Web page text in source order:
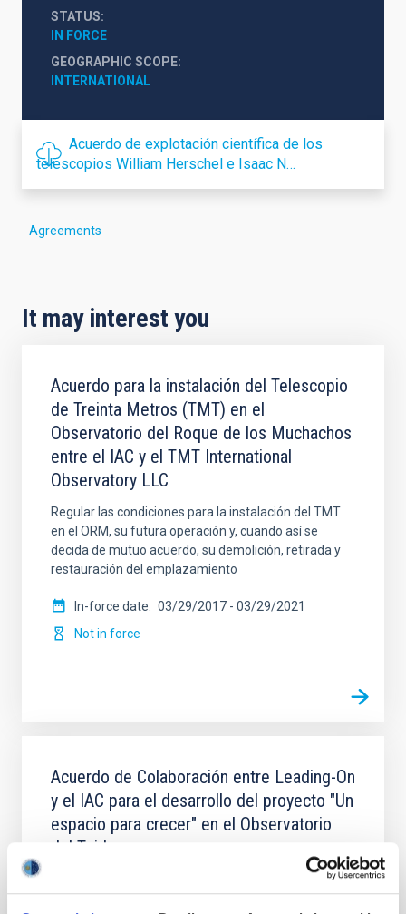
STATUS
IN FORCE
GEOGRAPHIC SCOPE
INTERNATIONAL
Acuerdo de explotación científica de los
telescopios William Herschel e Isaac N…
Agreements
It may interest you
Acuerdo para la instalación del Telescopio
de Treinta Metros (TMT) en el
Observatorio del Roque de los Muchachos
entre el IAC y el TMT International
Observatory LLC
Regular las condiciones para la instalación del TMT
en el ORM, su futura operación y, cuando así se
decida de mutuo acuerdo, su demolición, retirada y
restauración del emplazamiento
In-force date 03/29/2017 - 03/29/2021
Not in force
Acuerdo de Colaboración entre Leading-On
y el IAC para el desarrollo del proyecto "Un
espacio para crecer" en el Observatorio
del Teide.
conforman el proyecto "Un espacio para crecer" en el